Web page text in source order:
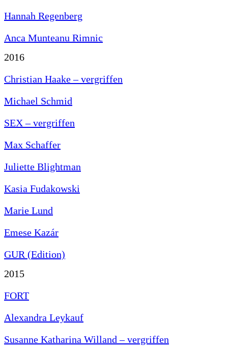
Hannah Regenberg
Anca Munteanu Rimnic
2016
Christian Haake – vergriffen
Michael Schmid
SEX – vergriffen
Max Schaffer
Juliette Blightman
Kasia Fudakowski
Marie Lund
Emese Kazár
GUR (Edition)
2015
FORT
Alexandra Leykauf
Susanne Katharina Willand – vergriffen